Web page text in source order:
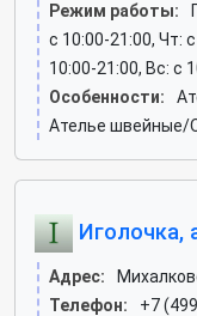
Режим работы:
c 10:00-21:00, Чт:
10:00-21:00, Вс: c
Особенности:
Ателье швейные/
Иголочка,
Адрес:
Телефон:
+7